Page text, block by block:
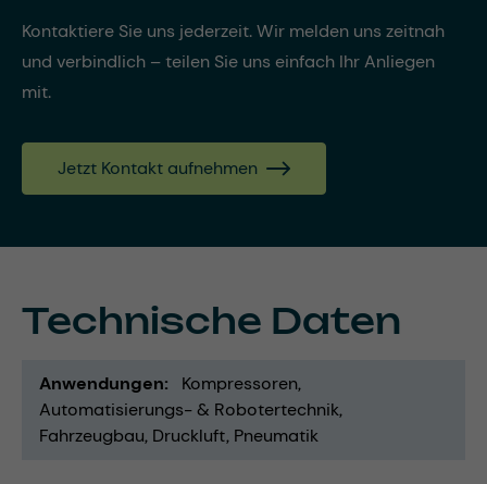
Kontaktiere Sie uns jederzeit. Wir melden uns zeitnah
und verbindlich – teilen Sie uns einfach Ihr Anliegen
mit.
Jetzt Kontakt aufnehmen
Technische Daten
Anwendungen
Kompressoren
Automatisierungs- & Robotertechnik
Fahrzeugbau Druckluft Pneumatik